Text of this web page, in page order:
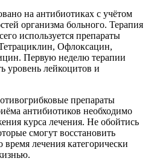
на антибиотиках с учётом
организма больного. Терапия
используется препараты
Офлоксацин,
Первую неделю терапии
уровень лейкоцитов и
препараты
антибиотиков необходимо
курса лечения. Не обойтись
смогут восстановить
лечения категорически